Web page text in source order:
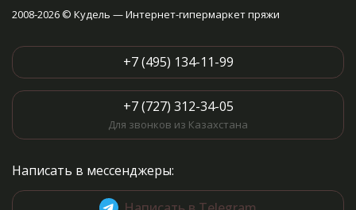
2008-2026 © Кудель — Интернет-гипермаркет пряжи
+7 (495) 134-11-99
+7 (727) 312-34-05
Для звонков из Казахстана
Написать в мессенджеры: